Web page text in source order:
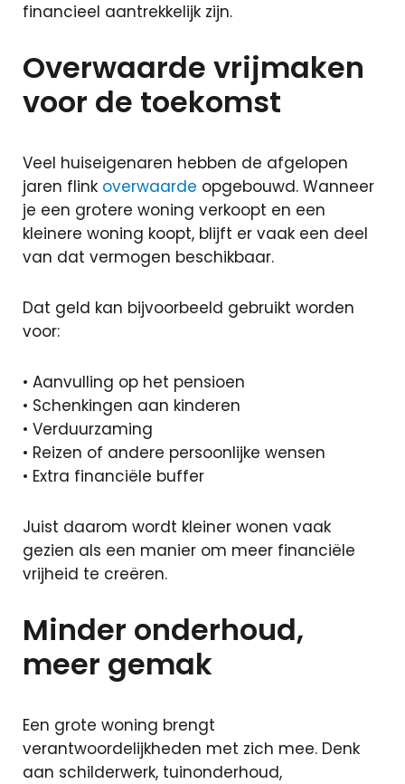
financieel aantrekkelijk zijn.
Overwaarde vrijmaken
voor de toekomst
Veel huiseigenaren hebben de afgelopen
jaren flink overwaarde opgebouwd. Wanneer
je een grotere woning verkoopt en een
kleinere woning koopt, blijft er vaak een deel
van dat vermogen beschikbaar.
Dat geld kan bijvoorbeeld gebruikt worden
voor:
• Aanvulling op het pensioen
• Schenkingen aan kinderen
• Verduurzaming
• Reizen of andere persoonlijke wensen
• Extra financiële buffer
Juist daarom wordt kleiner wonen vaak
gezien als een manier om meer financiële
vrijheid te creëren.
Minder onderhoud,
meer gemak
Een grote woning brengt
verantwoordelijkheden met zich mee. Denk
aan schilderwerk, tuinonderhoud,